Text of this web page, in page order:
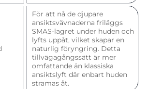
För att nå de djupare
ansiktsvävnaderna friläggs
SMAS-lagret under huden och
lyfts uppåt, vilket skapar en
naturlig föryngring. Detta
tillvägagångssätt är mer
omfattande än klassiska
ansiktslyft där enbart huden
stramas åt.